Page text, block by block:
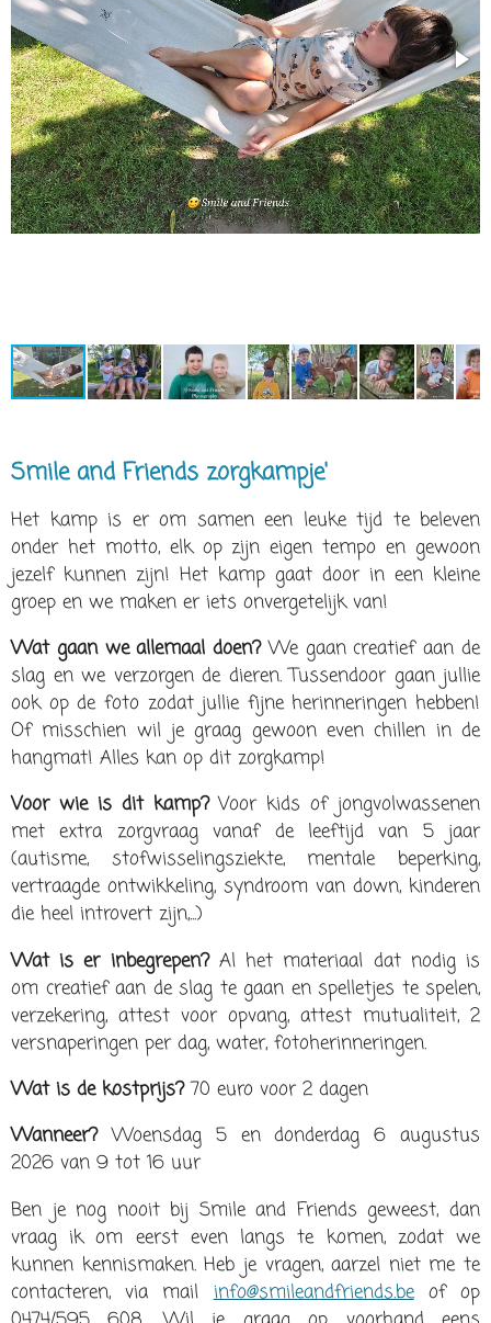
Smile and Friends zorgkampje'
Het kamp is er om samen een leuke tijd te beleven
onder het motto, elk op zijn eigen tempo en gewoon
jezelf kunnen zijn! Het kamp gaat door in een kleine
groep en we maken er iets onvergetelijk van!
Wat gaan we allemaal doen?We gaan creatief aan de
slag en we verzorgen de dieren. Tussendoor gaan jullie
ook op de foto zodat jullie fijne herinneringen hebben!
Of misschien wil je graag gewoon even chillen in de
hangmat! Alles kan op dit zorgkamp!
Voor wie is dit kamp?Voor kids of jongvolwassenen
met extra zorgvraag vanaf de leeftijd van 5 jaar
(autisme, stofwisselingsziekte, mentale beperking,
vertraagde ontwikkeling, syndroom van down, kinderen
die heel introvert zijn,...)
Wat is er inbegrepen? Al het materiaal dat nodig is
om creatief aan de slag te gaan en spelletjes te spelen,
verzekering, attest voor opvang, attest mutualiteit, 2
versnaperingen per dag, water, fotoherinneringen.
Wat is de kostprijs?70 euro voor 2 dagen
Wanneer?Woensdag 5 en donderdag 6 augustus
2026 van 9 tot 16 uur
Ben je nog nooit bij Smile and Friends geweest, dan
vraag ik om eerst even langs te komen, zodat we
kunnen kennismaken. Heb je vragen, aarzel niet me te
contacteren, via mailinfo@smileandfriends.beof op